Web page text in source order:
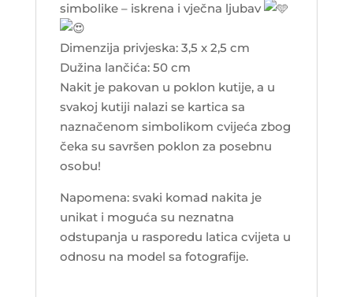
simbolike – iskrena i vječna ljubav
Dimenzija privjeska: 3,5 x 2,5 cm
Dužina lančića: 50 cm
Nakit je pakovan u poklon kutije, a u
svakoj kutiji nalazi se kartica sa
naznačenom simbolikom cvijeća zbog
čeka su savršen poklon za posebnu
osobu!
Napomena: svaki komad nakita je
unikat i moguća su neznatna
odstupanja u rasporedu latica cvijeta u
odnosu na model sa fotografije.